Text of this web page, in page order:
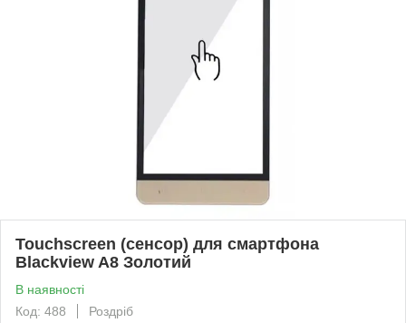
Touchscreen (сенсор) для смартфона
Blackview A8 Золотий
В наявності
Код: 488
Роздріб